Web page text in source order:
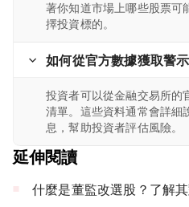
著你知道市場上哪些股票可
擇投資標的。
如何從官方數據獲取警
投資者可以從金融交易所的
清單。這些資料通常會詳細
息，幫助投資者評估風險。
延伸閱讀
什麼是董監改選股？了解